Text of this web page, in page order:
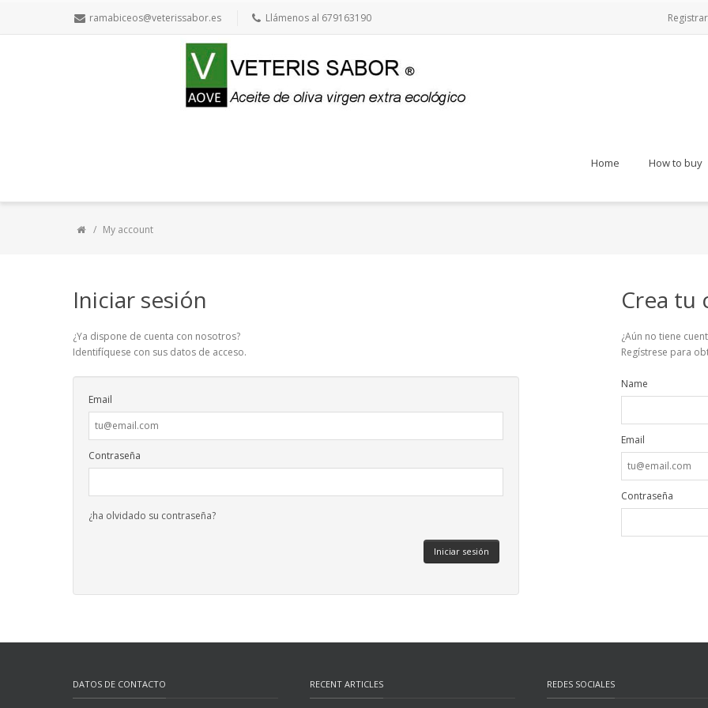
ramabiceos@veterissabor.es Llámenos al 679163190
Home How to buy
My account
Iniciar sesión
¿Ya dispone de cuenta con nosotros?
Identifíquese con sus datos de acceso.
Email
Contraseña
¿ha olvidado su contraseña?
Crea tu
¿Aún no tiene
Regístrese para
Name
Email
Contraseña
DATOS DE CONTACTO RECENT ARTICLES REDES SOCIALES